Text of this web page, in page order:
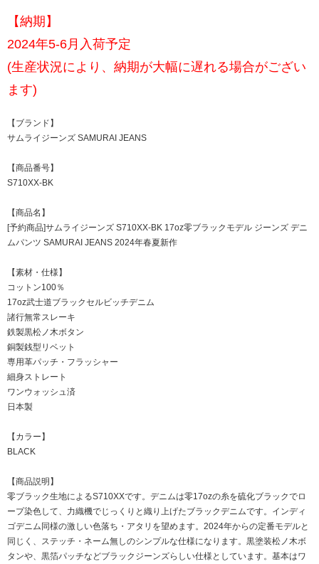
【納期】
2024年5-6月入荷予定
(生産状況により、納期が大幅に遅れる場合がござい
ます)
【ブランド】
サムライジーンズ SAMURAI JEANS
【商品番号】
S710XX-BK
【商品名】
[予約商品]サムライジーンズ S710XX-BK 17oz零ブラックモデル ジーンズ デニ
ムパンツ SAMURAI JEANS 2024年春夏新作
【素材・仕様】
コットン100％
17oz武士道ブラックセルビッチデニム
諸行無常スレーキ
鉄製黒松ノ木ボタン
銅製銭型リベット
専用革パッチ・フラッシャー
細身ストレート
ワンウォッシュ済
日本製
【カラー】
BLACK
【商品説明】
零ブラック生地によるS710XXです。デニムは零17ozの糸を硫化ブラックでロ
ープ染色して、力織機でじっくりと織り上げたブラックデニムです。インディ
ゴデニム同様の激しい色落ち・アタリを望めます。2024年からの定番モデルと
同じく、ステッチ・ネーム無しのシンプルな仕様になります。黒塗装松ノ木ボ
タンや、黒箔パッチなどブラックジーンズらしい仕様としています。基本はワ